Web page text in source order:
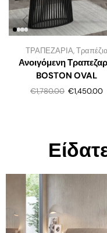
ΤΡΑΠΕΖΑΡΙΑ,Τραπέζια
Ανοιγόμενη
BOSTON OVAL
€1,780.00 €1,450.00